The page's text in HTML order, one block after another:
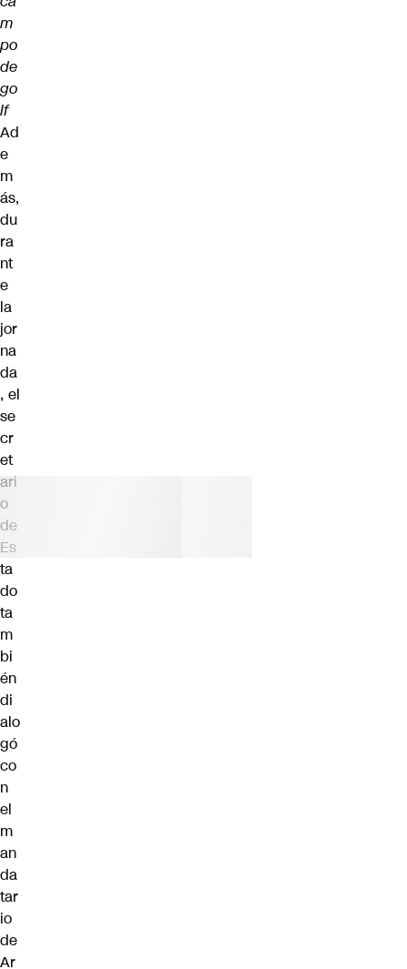
m
po
de
go
lf
Ad
e
m
ás,
du
ra
nt
e
la
jor
na
da
, el
se
cr
et
ari
o
de
Es
ta
do
ta
m
bi
én
di
alo
gó
co
n
el
m
an
da
tar
io
de
Ar